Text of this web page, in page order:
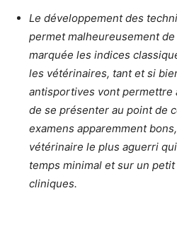
Le développement des
permet malheureusement
marquée les indices
les vétérinaires, tant et si
antisportives vont permettre
de se présenter au point de
examens apparemment
vétérinaire le plus aguerri
temps minimal et sur un
cliniques.